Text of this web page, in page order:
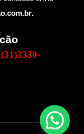
.
(31)3330-